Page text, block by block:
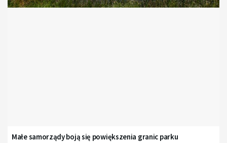
Małe samorządy boją się powiększenia granic parku